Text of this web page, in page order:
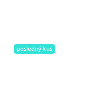
posledný kus